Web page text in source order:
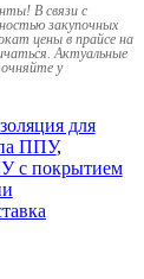
В связи с
закупочных
цены в прайсе на
Актуальные
у
для
ППУ,
с покрытием